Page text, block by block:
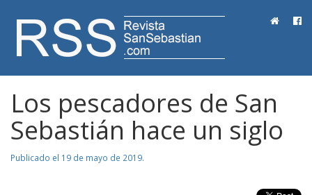
RevistaSanSebastian.com
Los pescadores de San
Sebastián hace un siglo
Publicado el 19 de mayo de 2019.